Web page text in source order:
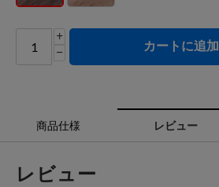
+
−
カートに追加
商品仕様 レビュー
レビュー